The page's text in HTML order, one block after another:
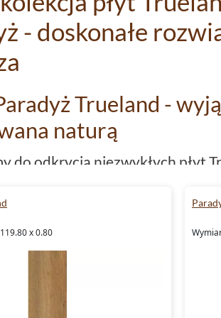
- doskonałe
Trueland -
naturą
do odkrycia niezwykłych płyt
wnętrza o
Trueland -
materiału:
x 0.80